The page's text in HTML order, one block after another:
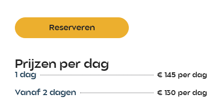
Reserveren
Prijzen per dag
1 dag € 145 per dag
Vanaf 2 dagen € 130 per dag